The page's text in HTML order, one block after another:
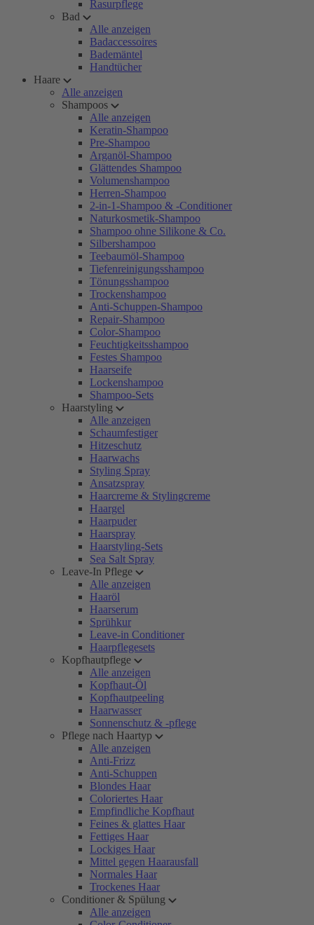
Rasurpflege
Bad
Alle anzeigen
Badaccessoires
Bademäntel
Handtücher
Haare
Alle anzeigen
Shampoos
Alle anzeigen
Keratin-Shampoo
Pre-Shampoo
Arganöl-Shampoo
Glättendes Shampoo
Volumenshampoo
Herren-Shampoo
2-in-1-Shampoo & -Conditioner
Naturkosmetik-Shampoo
Shampoo ohne Silikone & Co.
Silbershampoo
Teebaumöl-Shampoo
Tiefenreinigungsshampoo
Tönungsshampoo
Trockenshampoo
Anti-Schuppen-Shampoo
Repair-Shampoo
Color-Shampoo
Feuchtigkeitsshampoo
Festes Shampoo
Haarseife
Lockenshampoo
Shampoo-Sets
Haarstyling
Alle anzeigen
Schaumfestiger
Hitzeschutz
Haarwachs
Styling Spray
Ansatzspray
Haarcreme & Stylingcreme
Haargel
Haarpuder
Haarspray
Haarstyling-Sets
Sea Salt Spray
Leave-In Pflege
Alle anzeigen
Haaröl
Haarserum
Sprühkur
Leave-in Conditioner
Haarpflegesets
Kopfhautpflege
Alle anzeigen
Kopfhaut-Öl
Kopfhautpeeling
Haarwasser
Sonnenschutz & -pflege
Pflege nach Haartyp
Alle anzeigen
Anti-Frizz
Anti-Schuppen
Blondes Haar
Coloriertes Haar
Empfindliche Kopfhaut
Feines & glattes Haar
Fettiges Haar
Lockiges Haar
Mittel gegen Haarausfall
Normales Haar
Trockenes Haar
Conditioner & Spülung
Alle anzeigen